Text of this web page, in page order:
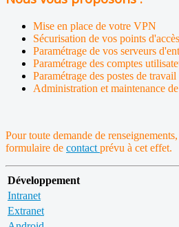
Mise en place de votre VPN
Sécurisation de vos points d'accès
Paramétrage de vos serveurs
Paramétrage des comptes
Paramétrage des postes de travail
Administration et maintenance
Pour toute demande de
formulaire de contact prévu à cet effet.
Développement
Intranet
Extranet